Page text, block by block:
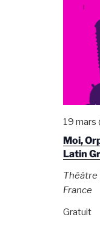
Moi,
Latin
19 mars
Théâtre
France
Gratuit